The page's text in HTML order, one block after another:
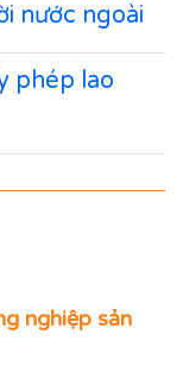
nước ngoài
phép lao
nghiệp sản